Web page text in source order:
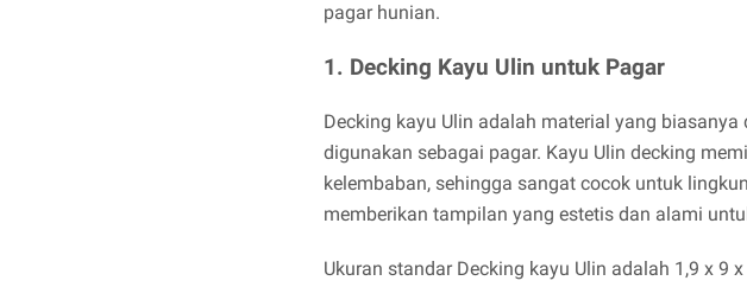
pagar hunian.
1. Decking Kayu Ulin untuk Pagar
Decking kayu Ulin adalah material yang
digunakan sebagai pagar. Kayu Ulin decking
kelembaban, sehingga sangat cocok untuk
memberikan tampilan yang estetis dan alami
Ukuran standar Decking kayu Ulin adalah 1,9 x 9